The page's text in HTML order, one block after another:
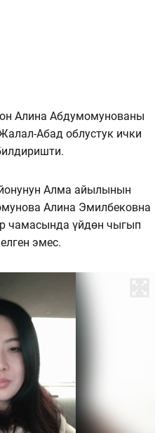
Алина Абдумомунованы
Абад облустук ички
Алма айылынын
Алина Эмилбековна
чамасында үйдөн чыгып
эмес.